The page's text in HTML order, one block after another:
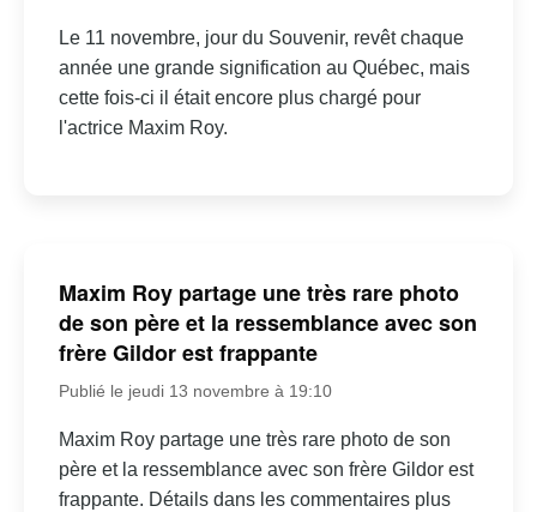
Le 11 novembre, jour du Souvenir, revêt chaque
année une grande signification au Québec, mais
cette fois-ci il était encore plus chargé pour
l'actrice Maxim Roy.
Maxim Roy partage une très rare photo
de son père et la ressemblance avec son
frère Gildor est frappante
Publié le jeudi 13 novembre à 19:10
Maxim Roy partage une très rare photo de son
père et la ressemblance avec son frère Gildor est
frappante. Détails dans les commentaires plus